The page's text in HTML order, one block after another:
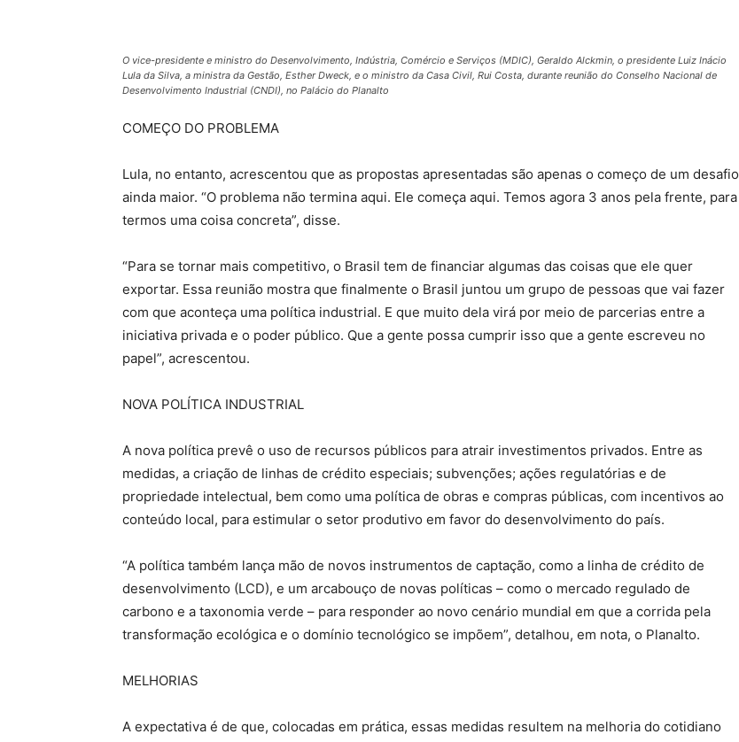
O vice-presidente e ministro do Desenvolvimento, Indústria, Comércio e Serviços (MDIC), Geraldo Alckmin, o presidente Luiz Inácio
Lula da Silva, a ministra da Gestão, Esther Dweck, e o ministro da Casa Civil, Rui Costa, durante reunião do Conselho Nacional de
Desenvolvimento Industrial (CNDI), no Palácio do Planalto
COMEÇO DO PROBLEMA
Lula, no entanto, acrescentou que as propostas apresentadas são apenas o começo de um desafio
ainda maior. “O problema não termina aqui. Ele começa aqui. Temos agora 3 anos pela frente, para
termos uma coisa concreta”, disse.
“Para se tornar mais competitivo, o Brasil tem de financiar algumas das coisas que ele quer
exportar. Essa reunião mostra que finalmente o Brasil juntou um grupo de pessoas que vai fazer
com que aconteça uma política industrial. E que muito dela virá por meio de parcerias entre a
iniciativa privada e o poder público. Que a gente possa cumprir isso que a gente escreveu no
papel”, acrescentou.
NOVA POLÍTICA INDUSTRIAL
A nova política prevê o uso de recursos públicos para atrair investimentos privados. Entre as
medidas, a criação de linhas de crédito especiais; subvenções; ações regulatórias e de
propriedade intelectual, bem como uma política de obras e compras públicas, com incentivos ao
conteúdo local, para estimular o setor produtivo em favor do desenvolvimento do país.
“A política também lança mão de novos instrumentos de captação, como a linha de crédito de
desenvolvimento (LCD), e um arcabouço de novas políticas – como o mercado regulado de
carbono e a taxonomia verde – para responder ao novo cenário mundial em que a corrida pela
transformação ecológica e o domínio tecnológico se impõem”, detalhou, em nota, o Planalto.
MELHORIAS
A expectativa é de que, colocadas em prática, essas medidas resultem na melhoria do cotidiano